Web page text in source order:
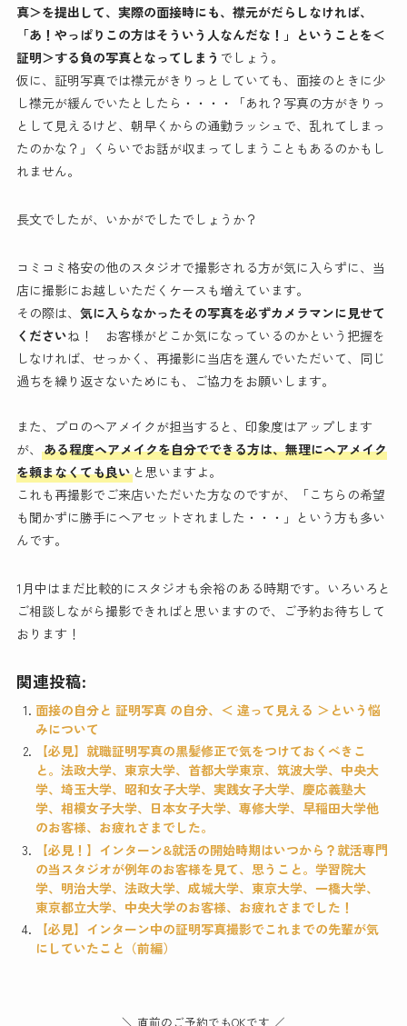
真＞を提出して、実際の面接時にも、襟元がだらしなければ、
「あ！やっぱりこの方はそういう人なんだな！」ということを＜
証明＞する負の写真となってしまう でしょう。
仮に、証明写真では襟元がきりっとしていても、面接のときに少
し襟元が緩んでいたとしたら・・・・「あれ？写真の方がきりっ
として見えるけど、朝早くからの通勤ラッシュで、乱れてしまっ
たのかな？」くらいでお話が収まってしまうこともあるのかもし
れません。
長文でしたが、いかがでしたでしょうか？
コミコミ格安の他のスタジオで撮影される方が気に入らずに、当
店に撮影にお越しいただくケースも増えています。
その際は、 気に入らなかったその写真を必ずカメラマンに見せて
くださいね！ お客様がどこか気になっているのかという把握を
しなければ、せっかく、再撮影に当店を選んでいただいて、同じ
過ちを繰り返さないためにも、ご協力をお願いします。
また、プロのヘアメイクが担当すると、印象度はアップします
が、 ある程度ヘアメイクを自分でできる方は、無理にヘアメイク
を頼まなくても良いと思いますよ。
これも再撮影でご来店いただいた方なのですが、「こちらの希望
も聞かずに勝手にヘアセットされました・・・」という方も多い
んです。
1月中はまだ比較的にスタジオも余裕のある時期です。いろいろと
ご相談しながら撮影できればと思いますので、ご予約お待ちして
おります！
関連投稿:
面接の自分と 証明写真 の自分、＜ 違って見える ＞という悩
みについて
【必見】就職証明写真の黒髪修正で気をつけておくべきこ
と。法政大学、東京大学、首都大学東京、筑波大学、中央大
学、埼玉大学、昭和女子大学、実践女子大学、慶応義塾大
学、相模女子大学、日本女子大学、専修大学、早稲田大学他
のお客様、お疲れさまでした。
【必見！】インターン&就活の開始時期はいつから？就活専門
の当スタジオが例年のお客様を見て、思うこと。学習院大
学、明治大学、法政大学、成城大学、東京大学、一橋大学、
東京都立大学、中央大学のお客様、お疲れさまでした！
【必見】インターン中の証明写真撮影でこれまでの先輩が気
にしていたこと（前編）
＼ 直前のご予約でもOKです ／